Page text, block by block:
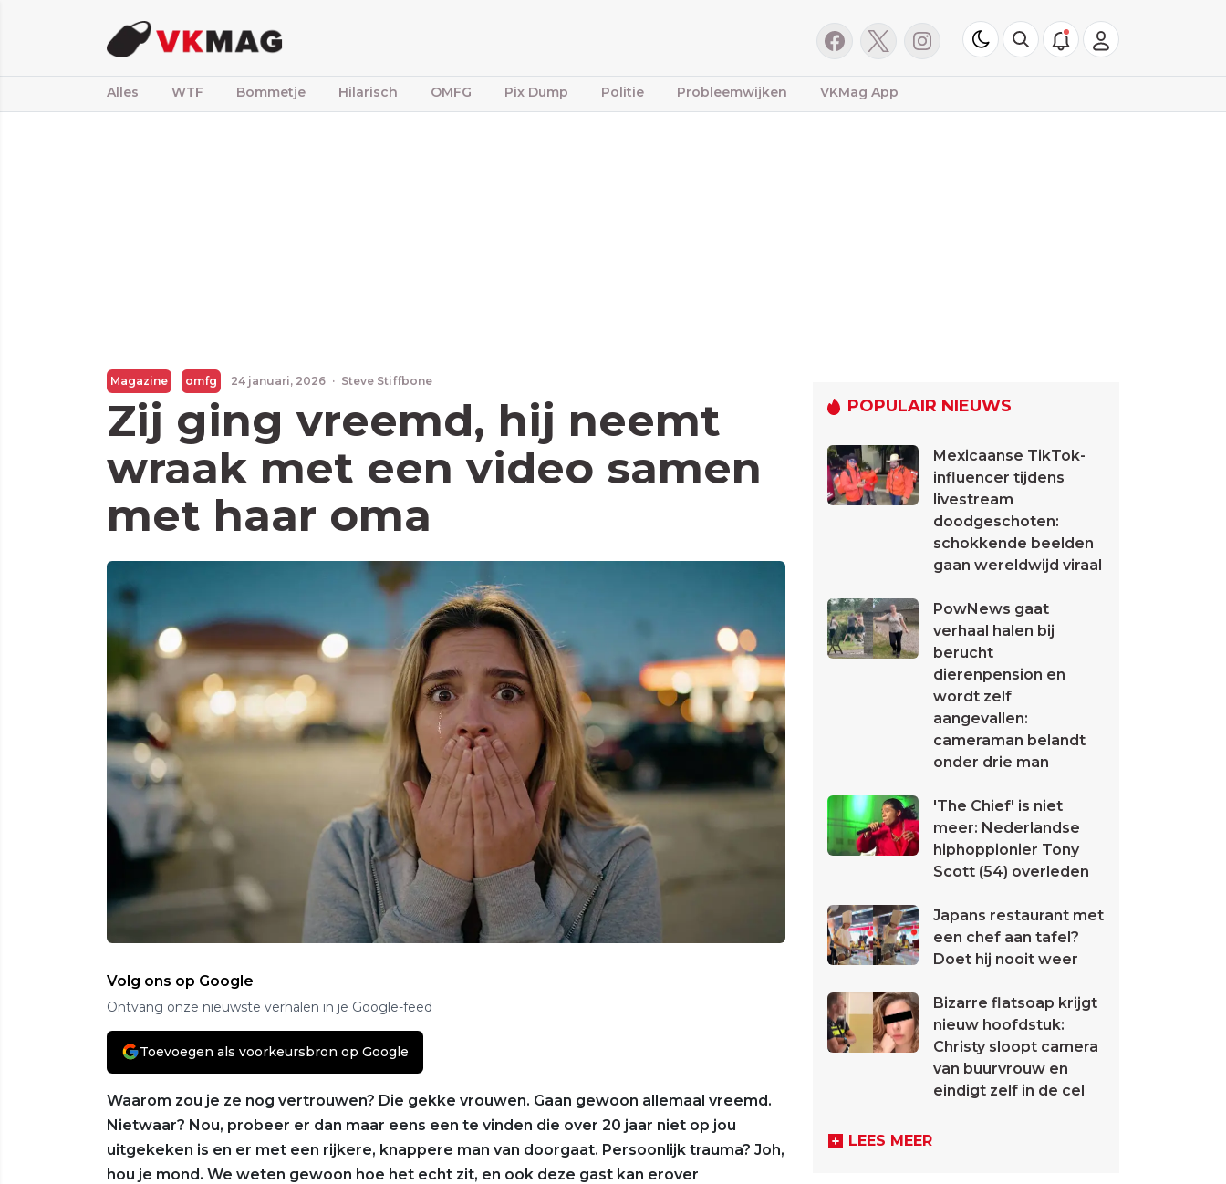
Alles WTF Bommetje Hilarisch OMFG Pix Dump Politie Probleemwijken VKMag App
Magazine omfg 24 januari, 2026 · Steve Stiffbone
Zij ging vreemd, hij neemt
wraak met een video samen
met haar oma
Volg ons op Google
Ontvang onze nieuwste verhalen in je Google-feed
Toevoegen als voorkeursbron op Google
Waarom zou je ze nog vertrouwen? Die gekke vrouwen. Gaan gewoon allemaal vreemd.
Nietwaar? Nou, probeer er dan maar eens een te vinden die over 20 jaar niet op jou
uitgekeken is en er met een rijkere, knappere man van doorgaat. Persoonlijk trauma? Joh,
hou je mond. We weten gewoon hoe het echt zit, en ook deze gast kan erover
POPULAIR NIEUWS
Mexicaanse TikTok-
influencer tijdens
livestream
doodgeschoten:
schokkende beelden
gaan wereldwijd viraal
PowNews gaat
verhaal halen bij
berucht
dierenpension en
wordt zelf
aangevallen:
cameraman belandt
onder drie man
'The Chief' is niet
meer: Nederlandse
hiphoppionier Tony
Scott (54) overleden
Japans restaurant met
een chef aan tafel?
Doet hij nooit weer
Bizarre flatsoap krijgt
nieuw hoofdstuk:
Christy sloopt camera
van buurvrouw en
eindigt zelf in de cel
LEES MEER